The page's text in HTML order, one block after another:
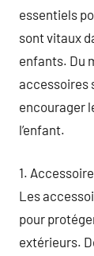
essentiels
sont vitaux
enfants. Du
accessoires
encourager
l’enfant.
1.
Les
pour
extérieurs.